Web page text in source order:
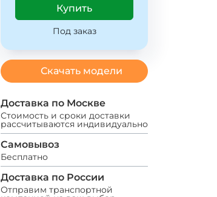
Купить
Под заказ
Скачать модели
Доставка по Москве
Стоимость и сроки доставки
рассчитываются индивидуально
Самовывоз
Бесплатно
Доставка по России
Отправим транспортной